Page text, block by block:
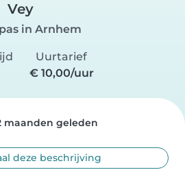
Vey
in Arnhem
Uurtarief
€ 10,00/uur
maanden geleden
deze beschrijving